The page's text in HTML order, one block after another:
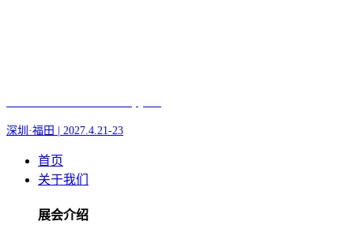
深圳·福田 | 2027.4.21-23
首页
关于我们
展会介绍